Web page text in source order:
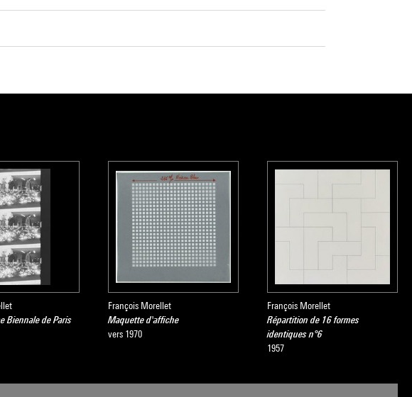
Biennale de Paris
François Morellet
Maquette d'affiche
vers 1970
François Morellet
Répartition de 16 formes
identiques n°6
1957